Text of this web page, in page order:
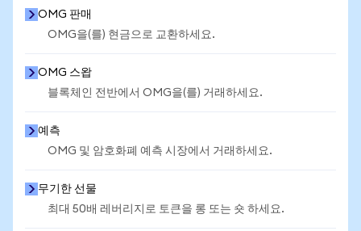
OMG 판매
OMG을(를) 현금으로 교환하세요.
OMG 스왑
블록체인 전반에서 OMG을(를) 거래하세요.
예측
OMG 및 암호화폐 예측 시장에서 거래하세요.
무기한 선물
최대 50배 레버리지로 토큰을 롱 또는 숏 하세요.